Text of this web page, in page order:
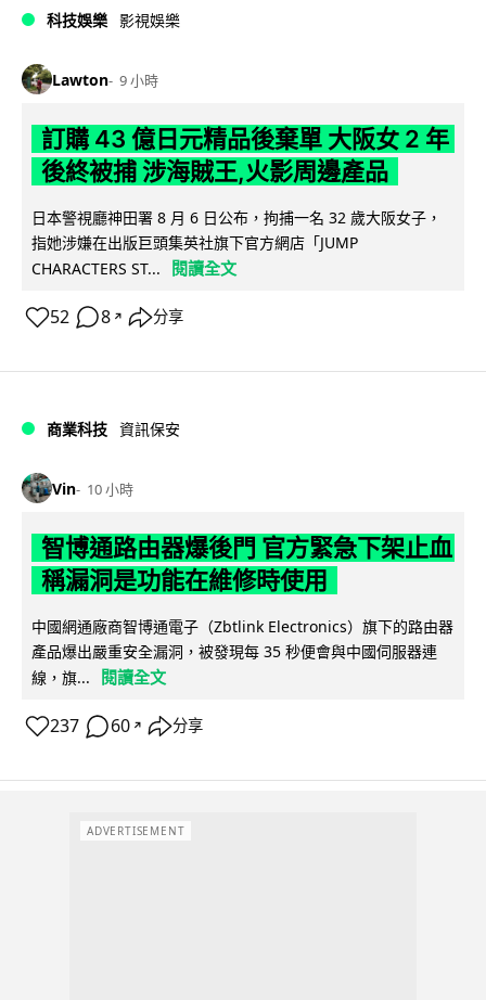
科技娛樂 影視娛樂
Lawton 9 小時
訂購 43 億日元精品後棄單 大阪女 2 年
後終被捕 涉海賊王,火影周邊產品
日本警視廳神田署 8 月 6 日公布，拘捕一名 32 歲大阪女子，
指她涉嫌在出版巨頭集英社旗下官方網店「JUMP
CHARACTERS ST...
閱讀全文
52 8 ↗ 分享
商業科技 資訊保安
Vin 10 小時
智博通路由器爆後門 官方緊急下架止血
稱漏洞是功能在維修時使用
中國網通廠商智博通電子（Zbtlink Electronics）旗下的路由器
產品爆出嚴重安全漏洞，被發現每 35 秒便會與中國伺服器連
線，旗...
閱讀全文
237 60 ↗ 分享
ADVERTISEMENT